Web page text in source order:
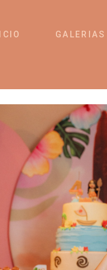
GALERIAS